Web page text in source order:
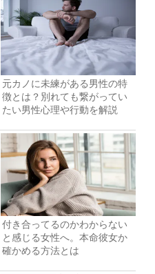
元カノに未練がある男性の特
徴とは？別れても繋がってい
たい男性心理や行動を解説
付き合ってるのかわからない
と感じる女性へ。本命彼女か
確かめる方法とは